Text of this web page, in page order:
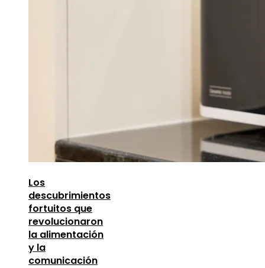
Los
descubrimientos
fortuitos que
revolucionaron
la alimentación
y la
comunicación